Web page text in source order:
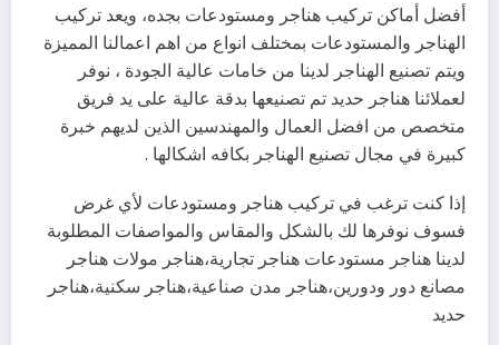
أفضل أماكن تركيب هناجر ومستودعات بجده، ويعد تركيب
الهناجر والمستودعات بمختلف انواع من اهم اعمالنا المميزة
ويتم تصنيع الهناجر لدينا من خامات عالية الجودة ، نوفر
لعملائنا هناجر حديد تم تصنيعها بدقة عالية على يد فريق
متخصص من افضل العمال والمهندسين الذين لديهم خبرة
كبيرة في مجال تصنيع الهناجر بكافه اشكالها .
إذا كنت ترغب في تركيب هناجر ومستودعات لأي غرض
فسوف نوفرها لك بالشكل والمقاس والمواصفات المطلوبة
لدينا هناجر مستودعات هناجر تجارية،هناجر مولات هناجر
مصانع دور ودورين،هناجر مدن صناعية،هناجر سكنية،هناجر
حديد